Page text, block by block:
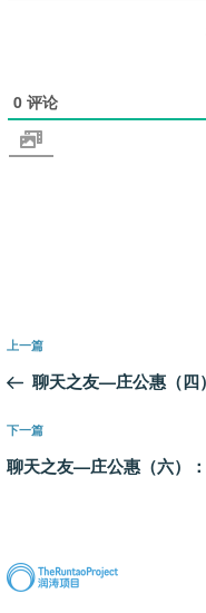
0 评论
文
导
航
上
一
文
章
上一篇
聊天之友—庄公惠（四
下
一
下一篇
聊天之友—庄公惠（六）